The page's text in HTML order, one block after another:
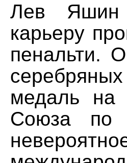
Лев Яшин
карьеру
пенальти.
медаль на
Союза по